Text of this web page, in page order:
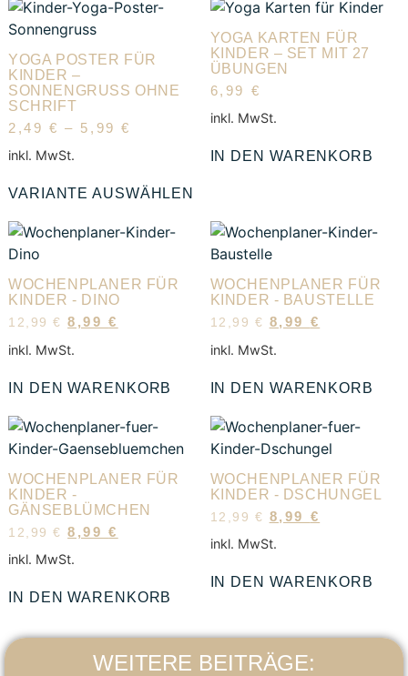
YOGA POSTER FÜR
KINDER –
SONNENGRUSS OHNE S
CHRIFT
2,49 € – 5,99€
inkl. MwSt.
VARIANTE AUSWÄHLEN
YOGA KARTEN FÜR
KINDER – SET MIT 27
ÜBUNGEN
6,99 €
inkl. MwSt.
IN DEN WARENKORB
WOCHENPLANER FÜR
KINDER - DINO
12,99 € 8,99€
inkl. MwSt.
IN DEN WARENKORB
WOCHENPLANER FÜR
KINDER - BAUSTELLE
12,99 € 8,99 €
inkl. MwSt.
IN DEN WARENKORB
WOCHENPLANER FÜR
KINDER -
GÄNSEBLÜMCHEN
12,99 € 8,99€
inkl. MwSt.
IN DEN WARENKORB
WOCHENPLANER FÜR
KINDER - DSCHUNGEL
12,99 € 8,99 €
inkl. MwSt.
IN DEN WARENKORB
WEITERE BEITRÄGE: